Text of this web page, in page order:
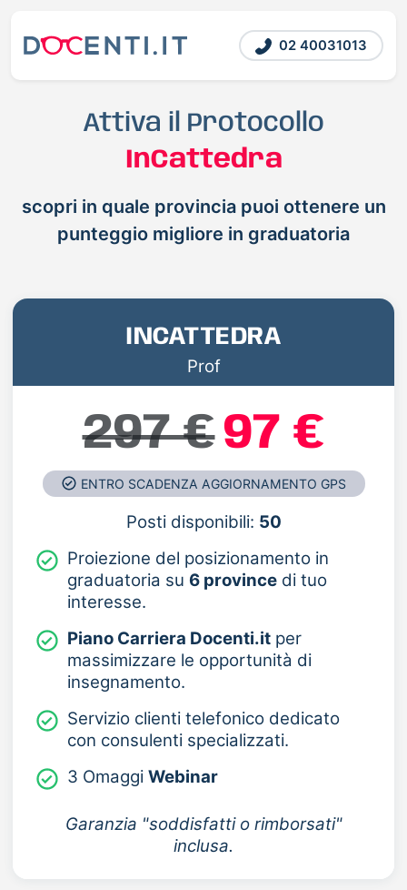
02 40031013
Attiva il Protocollo
InCattedra
scopri in quale provincia puoi ottenere un
punteggio migliore in graduatoria
INCATTEDRA
Prof
297 €97 €
ENTRO SCADENZA AGGIORNAMENTO GPS
Posti disponibili: 50
Proiezione del posizionamento in
graduatoria su 6 province di tuo
interesse.
Piano Carriera Docenti.it per
massimizzare le opportunità di
insegnamento.
Servizio clienti telefonico dedicato
con consulenti specializzati.
3 OmaggiWebinar
Garanzia "soddisfatti o rimborsati"
inclusa.